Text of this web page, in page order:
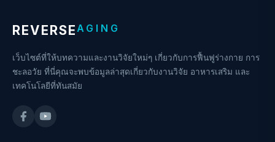
REVERSEAGING
เว็บไซต์ที่ให้บทความและงานวิจัยใหม่ๆ เกี่ยวกับการฟื้นฟูร่างกาย การ
ชะลอวัย ที่นี่คุณจะพบข้อมูลล่าสุดเกี่ยวกับงานวิจัย อาหารเสริม และ
เทคโนโลยีที่ทันสมัย